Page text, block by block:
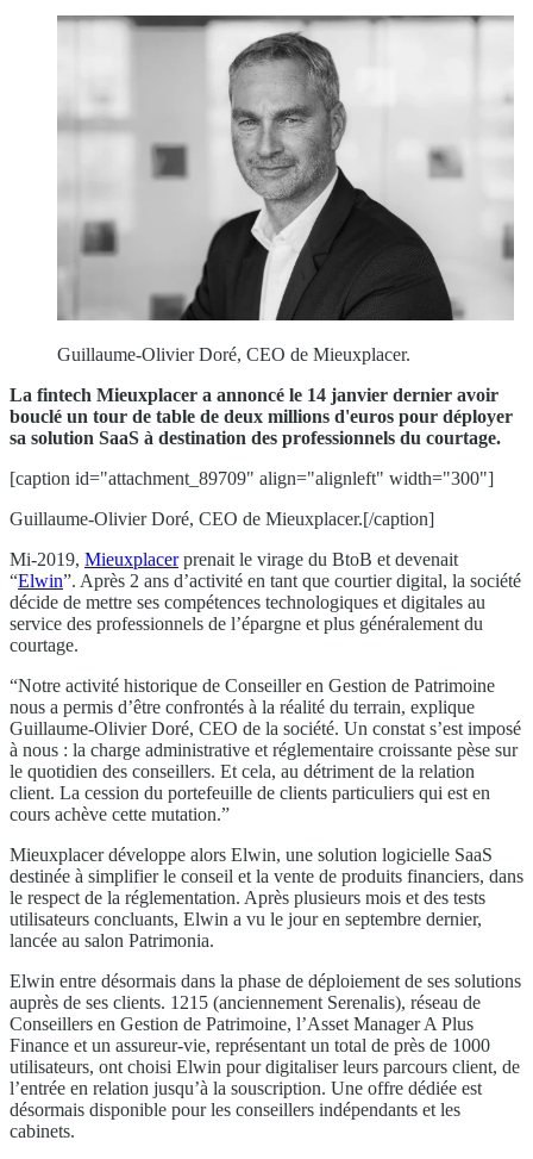
Guillaume-Olivier Doré, CEO de Mieuxplacer.
La fintech Mieuxplacer a annoncé le 14 janvier dernier avoir
bouclé un tour de table de deux millions d'euros pour déployer
sa solution SaaS à destination des professionnels du courtage.
[caption id="attachment_89709" align="alignleft" width="300"]
Guillaume-Olivier Doré, CEO de Mieuxplacer.[/caption]
Mi-2019, Mieuxplacerprenait le virage du BtoB et devenait
“Elwin”. Après 2 ans d’activité en tant que courtier digital, la société
décide de mettre ses compétences technologiques et digitales au
service des professionnels de l’épargne et plus généralement du
courtage.
“Notre activité historique de Conseiller en Gestion de Patrimoine
nous a permis d’être confrontés à la réalité du terrain, explique
Guillaume-Olivier Doré, CEO de la société. Un constat s’est imposé
à nous : la charge administrative et réglementaire croissante pèse sur
le quotidien des conseillers. Et cela, au détriment de la relation
client. La cession du portefeuille de clients particuliers qui est en
cours achève cette mutation.”
Mieuxplacer développe alors Elwin, une solution logicielle SaaS
destinée à simplifier le conseil et la vente de produits financiers, dans
le respect de la réglementation. Après plusieurs mois et des tests
utilisateurs concluants, Elwin a vu le jour en septembre dernier,
lancée au salon Patrimonia.
Elwin entre désormais dans la phase de déploiement de ses solutions
auprès de ses clients. 1215 (anciennement Serenalis), réseau de
Conseillers en Gestion de Patrimoine, l’Asset Manager A Plus
Finance et un assureur-vie, représentant un total de près de 1000
utilisateurs, ont choisi Elwin pour digitaliser leurs parcours client, de
l’entrée en relation jusqu’à la souscription. Une offre dédiée est
désormais disponible pour les conseillers indépendants et les
cabinets.